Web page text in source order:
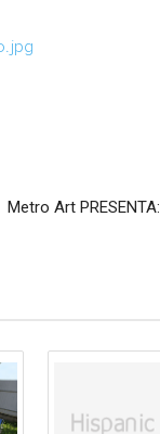
Metro Art